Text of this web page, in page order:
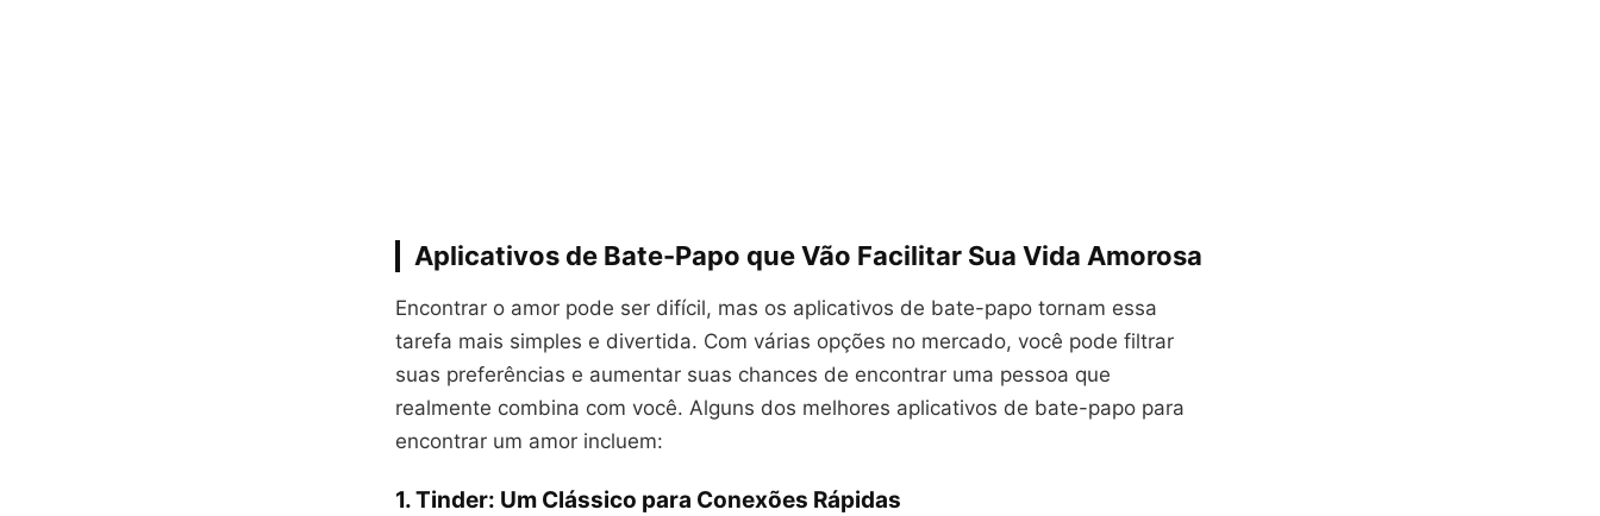
Aplicativos de Bate-Papo que Vão Facilitar Sua Vida Amorosa
Encontrar o amor pode ser difícil, mas os aplicativos de bate-papo tornam essa
tarefa mais simples e divertida. Com várias opções no mercado, você pode filtrar
suas preferências e aumentar suas chances de encontrar uma pessoa que
realmente combina com você. Alguns dos melhores aplicativos de bate-papo para
encontrar um amor incluem:
1. Tinder: Um Clássico para Conexões Rápidas